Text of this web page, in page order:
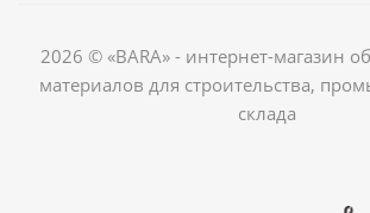
2026 © «BARA» - интернет-магазин
материалов для строительства,
склада